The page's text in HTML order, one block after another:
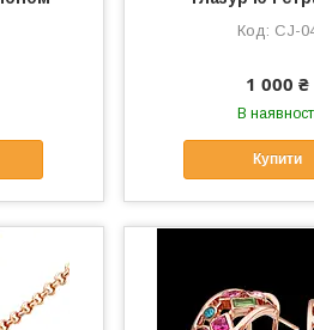
CJ-
1 000 ₴
В
Купити